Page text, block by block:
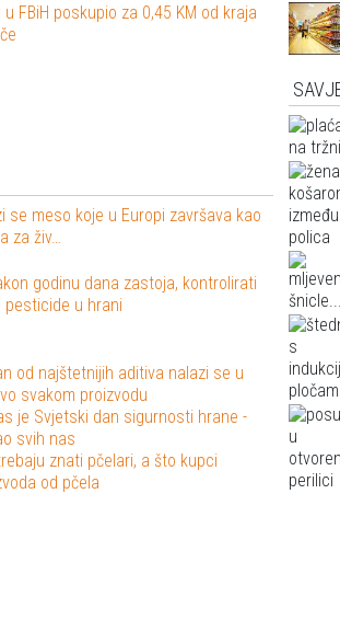
u FBiH poskupio za 0,45 KM od kraja
se meso koje u Europi završava kao
za živ…
godinu dana zastoja, kontrolirati
pesticide u hrani
od najštetnijih aditiva nalazi se u
svakom proizvodu
je Svjetski dan sigurnosti hrane -
svih nas
znati pčelari, a što kupci
od pčela